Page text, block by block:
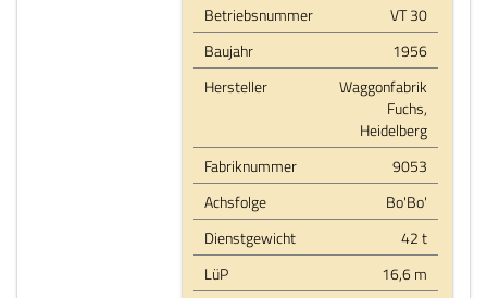
Betriebsnummer
VT 30
Baujahr
1956
Hersteller
Waggonfabrik
Fuchs,
Heidelberg
Fabriknummer
9053
Achsfolge
Bo'Bo'
Dienstgewicht
42 t
LüP
16,6 m